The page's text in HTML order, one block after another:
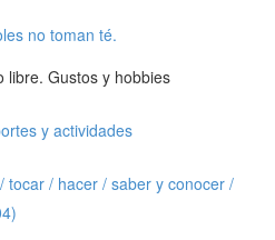
no toman té.
libre. Gustos y hobbies
y actividades
tocar / hacer / saber y conocer /